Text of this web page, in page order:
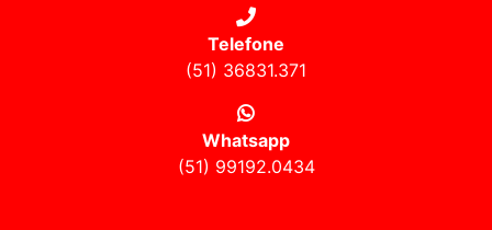
Telefone
(51) 36831.371
Whatsapp
(51) 99192.0434